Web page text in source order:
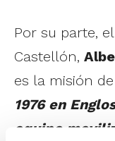
Por su parte,
Castellón,
es la misión
1976 en
equipo